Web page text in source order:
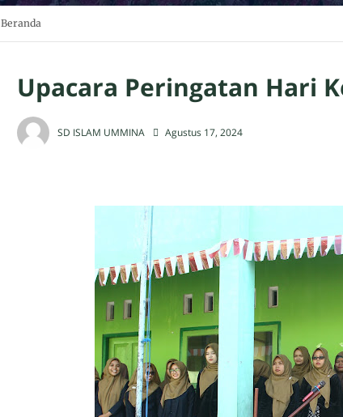
Beranda
Upacara Peringatan Hari
SD ISLAM UMMINA Agustus 17, 2024